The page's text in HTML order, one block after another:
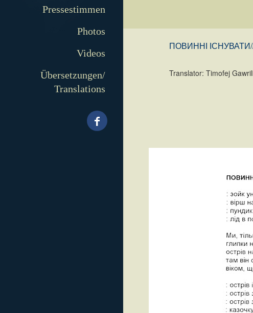
Pressestimmen
Photos
Videos
Übersetzungen/
Translations
ПОВИННІ
Translator: Timofej